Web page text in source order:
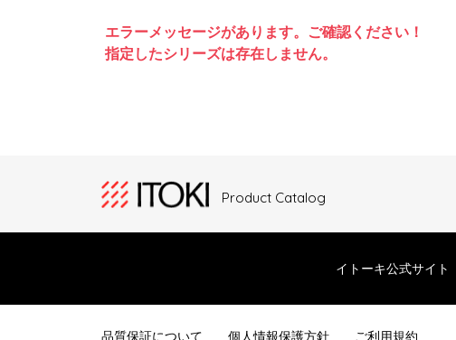
エラーメッセージがあります。ご確認ください！
指定したシリーズは存在しません。
Product Catalog
イトーキ公式サイト
品質保証について 個人情報保護方針 ご利用規約